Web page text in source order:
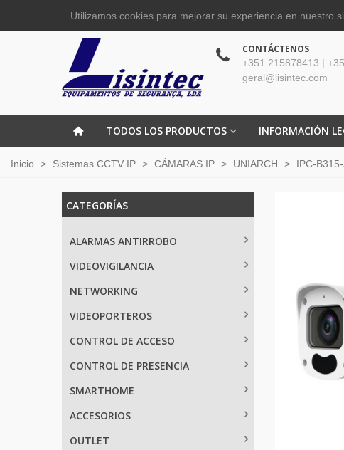
CONTÁCTENOS
+351 215878413 |
geral@lisintec.com
TODOS LOS PRODUCTOS INFORMACIÓN
Inicio > Sistemas CCTV IP > CÁMARAS IP > UNIARCH > IPC-
CATEGORÍAS
ALARMAS ANTIRROBO
VIDEOVIGILANCIA
NETWORKING
VIDEOPORTEROS
CONTROL DE ACCESO
CONTROL DE PRESENCIA
SMARTHOME
ACCESORIOS
OUTLET
Utilizamos cookies para mejorar su experiencia en nuestro